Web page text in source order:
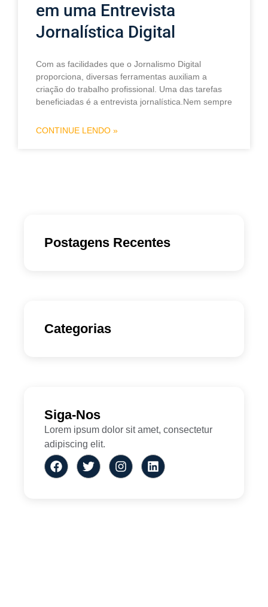
em uma Entrevista
Jornalística Digital
Com as facilidades que o Jornalismo Digital
proporciona, diversas ferramentas auxiliam a
criação do trabalho profissional. Uma das tarefas
beneficiadas é a entrevista jornalística.Nem sempre
CONTINUE LENDO »
Postagens Recentes
Categorias
Siga-Nos
Lorem ipsum dolor sit amet, consectetur
adipiscing elit.